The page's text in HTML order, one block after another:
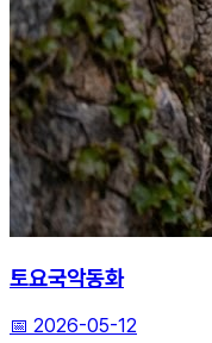
토요국악동화
📅 2026-05-12